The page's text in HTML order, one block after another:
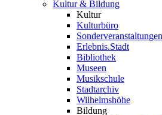
Kultur & Bildung
Kultur
Kulturbüro
Sonderveranstaltungen
Erlebnis.Stadt
Bibliothek
Museen
Musikschule
Stadtarchiv
Wilhelmshöhe
Bildung